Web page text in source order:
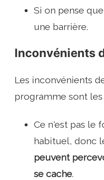
Si on pense
une barrière.
Inconvénients
Les inconvénients
programme sont les
Ce n'est pas le
habituel, donc
peuvent
se cache.